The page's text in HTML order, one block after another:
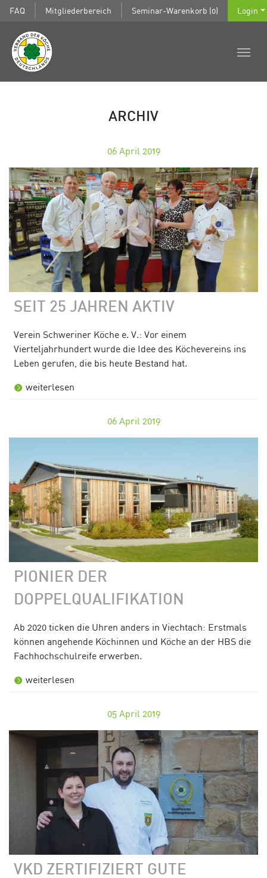
FAQ Mitgliederbereich Seminar-Warenkorb (0) Login
ARCHIV
06 April 2019
SEIT 25 JAHREN AKTIV
Verein Schweriner Köche e. V.: Vor einem
Vierteljahrhundert wurde die Idee des Köchevereins ins
Leben gerufen, die bis heute Bestand hat.
weiterlesen
06 April 2019
PIONIER DER
DOPPELQUALIFIKATION
Ab 2020 ticken die Uhren anders in Viechtach: Erstmals
können angehende Köchinnen und Köche an der HBS die
Fachhochschulreife erwerben.
weiterlesen
05 April 2019
VKD ZERTIFIZIERT GUTE